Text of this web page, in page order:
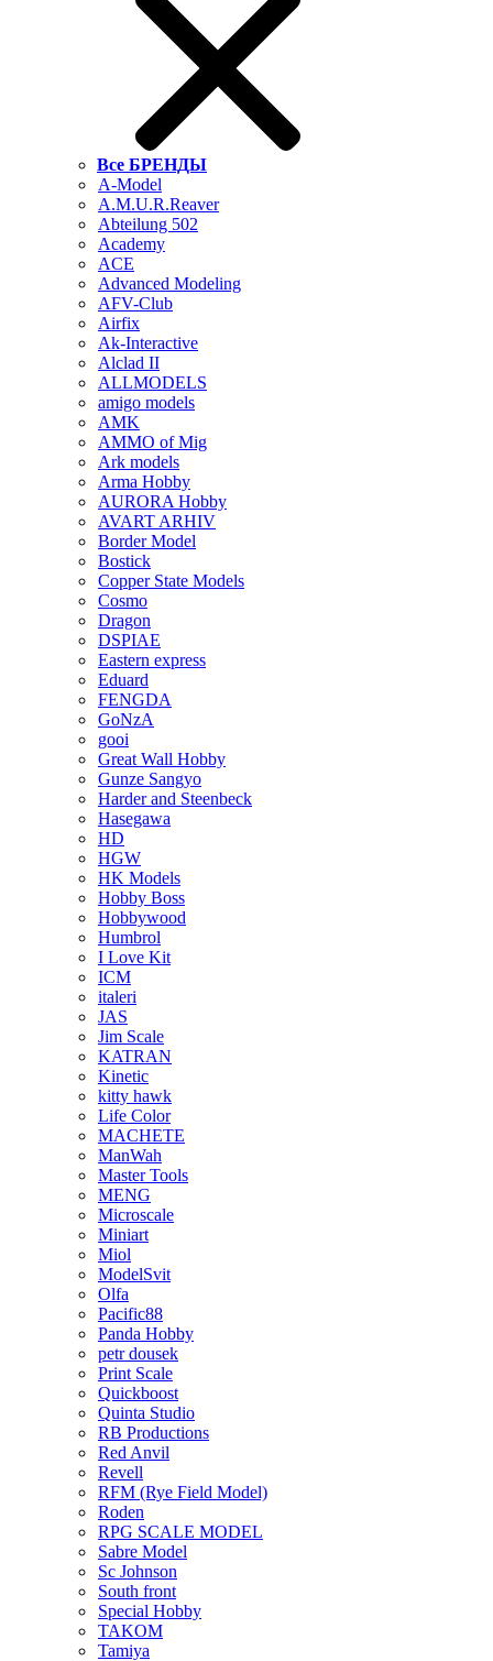
Все БРЕНДЫ
A-Model
A.M.U.R.Reaver
Abteilung 502
Academy
ACE
Advanced Modeling
AFV-Club
Airfix
Ak-Interactive
Alclad II
ALLMODELS
amigo models
AMK
AMMO of Mig
Ark models
Arma Hobby
AURORA Hobby
AVART ARHIV
Border Model
Bostick
Copper State Models
Cosmo
Dragon
DSPIAE
Eastern express
Eduard
FENGDA
GoNzA
gooi
Great Wall Hobby
Gunze Sangyo
Harder and Steenbeck
Hasegawa
HD
HGW
HK Models
Hobby Boss
Hobbywood
Humbrol
I Love Kit
ICM
italeri
JAS
Jim Scale
KATRAN
Kinetic
kitty hawk
Life Color
MACHETE
ManWah
Master Tools
MENG
Microscale
Miniart
Miol
ModelSvit
Olfa
Pacific88
Panda Hobby
petr dousek
Print Scale
Quickboost
Quinta Studio
RB Productions
Red Anvil
Revell
RFM (Rye Field Model)
Roden
RPG SCALE MODEL
Sabre Model
Sc Johnson
South front
Special Hobby
TAKOM
Tamiya